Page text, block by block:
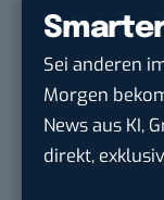
Sei anderen
Morgen
News aus KI,
direkt,
Neue Pakete
wieder seine
Paramount
Das sind die